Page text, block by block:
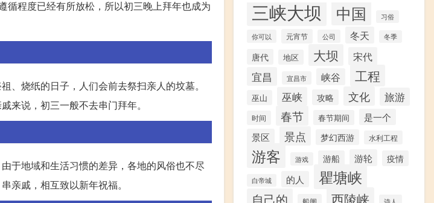
循程度已经有所放松，所以初三晚上拜年也成为
、烧纸的日子，人们会前去祭扫亲人的坟墓。
来说，初三一般不去串门拜年。
于地域和生活习惯的差异，各地的风俗也不尽
亲戚，相互致以新年祝福。
三峡大坝 中国 习俗
你可以 元宵节 公司 冬天 冬季
唐代 地区 大坝 宋代
宜昌 宜昌市 峡谷 工程
巫山 巫峡 攻略 文化 旅游
时间 春节 春节期间
是一个
景区
景点 梦幻西游 水利工程
游客 游戏 游船 游轮 疫情
白帝城 的人 瞿塘峡
自己的 船闸 西陵峡 诗人